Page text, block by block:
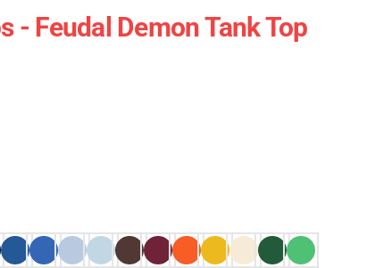
- Feudal Demon Tank Top